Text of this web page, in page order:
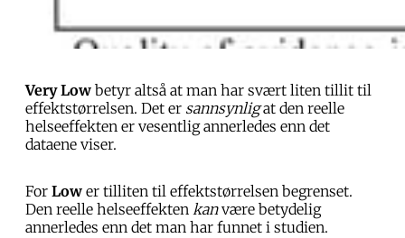
Very Low betyr altså at man har svært liten tillit til
effektstørrelsen. Det er sannsynligat den reelle
helseeffekten er vesentlig annerledes enn det
dataene viser.
For Low er tilliten til effektstørrelsen begrenset.
Den reelle helseeffekten kanvære betydelig
annerledes enn det man har funnet i studien.